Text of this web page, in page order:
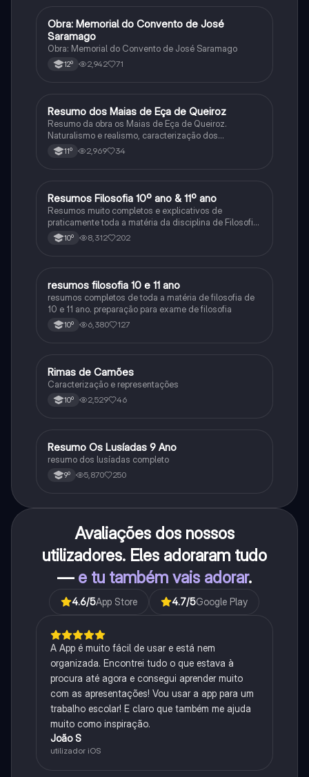
Português
Obra: Memorial do Convento de José
Saramago
Obra: Memorial do Convento de José Saramago
12º 2,942 71
Português
Resumo dos Maias de Eça de Queiroz
Resumo da obra os Maias de Eça de Queiroz.
Naturalismo e realismo, caracterização dos
personagens e contexto histórico.
11º 2,969 34
Filosofia
Resumos Filosofia 10º ano & 11º ano
Resumos muito completos e explicativos de
praticamente toda a matéria da disciplina de Filosofia
10º 8,312 202
Filosofia
resumos filosofia 10 e 11 ano
resumos completos de toda a matéria de filosofia de
10 e 11 ano. preparação para exame de filosofia
10º 6,380 127
Português
Rimas de Camões
Caracterização e representações
10º 2,529 46
Português
Resumo Os Lusíadas 9 Ano
resumo dos lusíadas completo
9º 5,870 250
Avaliações dos nossos
utilizadores. Eles adoraram tudo
— e tu também vais adorar.
4.6/5App Store 4.7/5Google Play
A App é muito fácil de usar e está nem
organizada. Encontrei tudo o que estava à
procura até agora e consegui aprender muito
com as apresentações! Vou usar a app para um
trabalho escolar! E claro que também me ajuda
muito como inspiração.
João S
utilizador iOS